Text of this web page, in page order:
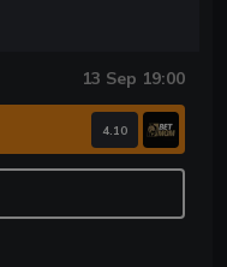
13 Sep 19:00
4.10